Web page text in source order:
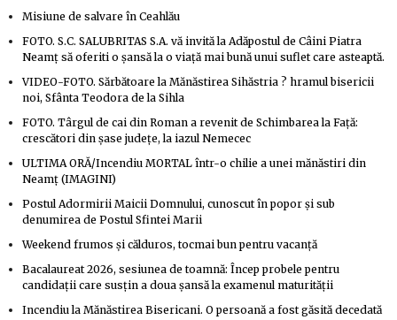
Misiune de salvare în Ceahlău
FOTO. S.C. SALUBRITAS S.A. vă invită la Adăpostul de Câini Piatra
Neamț să oferiti o șansă la o viață mai bună unui suflet care asteaptă.
VIDEO-FOTO. Sărbătoare la Mănăstirea Sihăstria ? hramul bisericii
noi, Sfânta Teodora de la Sihla
FOTO. Târgul de cai din Roman a revenit de Schimbarea la Față:
crescători din șase județe, la iazul Nemecec
ULTIMA ORĂ/Incendiu MORTAL într-o chilie a unei mănăstiri din
Neamț (IMAGINI)
Postul Adormirii Maicii Domnului, cunoscut în popor și sub
denumirea de Postul Sfintei Marii
Weekend frumos și călduros, tocmai bun pentru vacanță
Bacalaureat 2026, sesiunea de toamnă: Încep probele pentru
candidații care susțin a doua șansă la examenul maturității
Incendiu la Mănăstirea Bisericani. O persoană a fost găsită decedată